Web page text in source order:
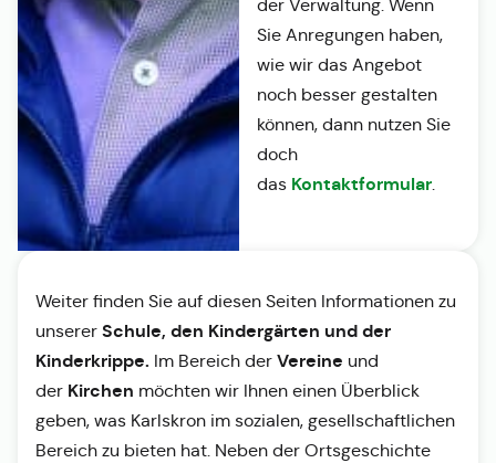
der Verwaltung. Wenn
Sie Anregungen haben,
wie wir das Angebot
noch besser gestalten
können, dann nutzen Sie
doch
das Kontaktformular.
Weiter finden Sie auf diesen Seiten Informationen zu
unserer Schule, den Kindergärten und der
Kinderkrippe. Im Bereich der Vereine und
der Kirchen möchten wir Ihnen einen Überblick
geben, was Karlskron im sozialen, gesellschaftlichen
Bereich zu bieten hat. Neben der Ortsgeschichte